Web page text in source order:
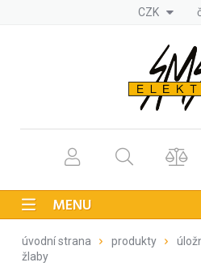
CZK
MENU
úvodní strana produkty
žlaby